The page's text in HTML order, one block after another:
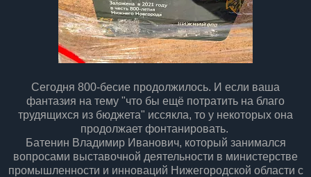
Сегодня 800-бесие продолжилось. И если ваша
фантазия на тему "что бы ещё потратить на благо
трудящихся из бюджета" иссякла, то у некоторых она
продолжает фонтанировать.
Батенин Владимир Иванович, который занимался
вопросами выставочной деятельности в министерстве
промышленности и инноваций Нижегородской области с